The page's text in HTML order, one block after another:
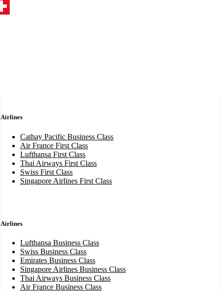
Airlines
Cathay Pacific Business Class
Air France First Class
Lufthansa First Class
Thai Airways First Class
Swiss First Class
Singapore Airlines First Class
Airlines
Lufthansa Business Class
Swiss Business Class
Emirates Business Class
Singapore Airlines Business Class
Thai Airways Business Class
Air France Business Class